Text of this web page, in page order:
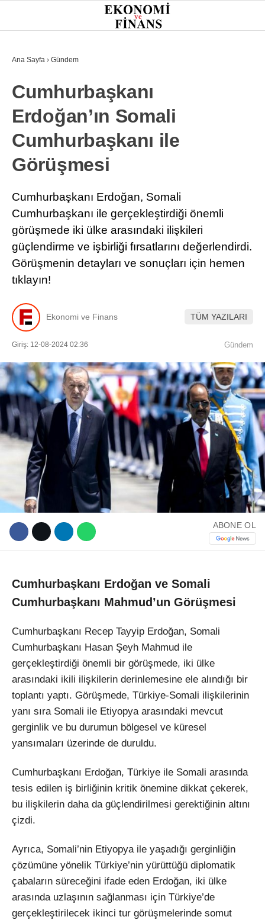
Facebook
Instagram
26.6°
GÜNDEM
EKONOMI
FINANS
BORSA
KRIPTO
SEKTÖRLER
OTOMOBIL
Ana Sayfa › Gündem
Cumhurbaşkanı
Erdoğan’ın Somali
Cumhurbaşkanı ile
Görüşmesi
Cumhurbaşkanı Erdoğan, Somali
Cumhurbaşkanı ile gerçekleştirdiği önemli
görüşmede iki ülke arasındaki ilişkileri
güçlendirme ve işbirliği fırsatlarını değerlendirdi.
Görüşmenin detayları ve sonuçları için hemen
tıklayın!
Ekonomi ve Finans TÜM YAZILARI
Giriş: 12-08-2024 02:36 Gündem
ABONE OL
Cumhurbaşkanı Erdoğan ve Somali
Cumhurbaşkanı Mahmud’un Görüşmesi
Cumhurbaşkanı Recep Tayyip Erdoğan, Somali
Cumhurbaşkanı Hasan Şeyh Mahmud ile
gerçekleştirdiği önemli bir görüşmede, iki ülke
arasındaki ikili ilişkilerin derinlemesine ele alındığı bir
toplantı yaptı. Görüşmede, Türkiye-Somali ilişkilerinin
yanı sıra Somali ile Etiyopya arasındaki mevcut
gerginlik ve bu durumun bölgesel ve küresel
yansımaları üzerinde de duruldu.
Cumhurbaşkanı Erdoğan, Türkiye ile Somali arasında
tesis edilen iş birliğinin kritik önemine dikkat çekerek,
bu ilişkilerin daha da güçlendirilmesi gerektiğinin altını
çizdi.
Ayrıca, Somali’nin Etiyopya ile yaşadığı gerginliğin
çözümüne yönelik Türkiye’nin yürüttüğü diplomatik
çabaların süreceğini ifade eden Erdoğan, iki ülke
arasında uzlaşının sağlanması için Türkiye’de
gerçekleştirilecek ikinci tur görüşmelerinde somut